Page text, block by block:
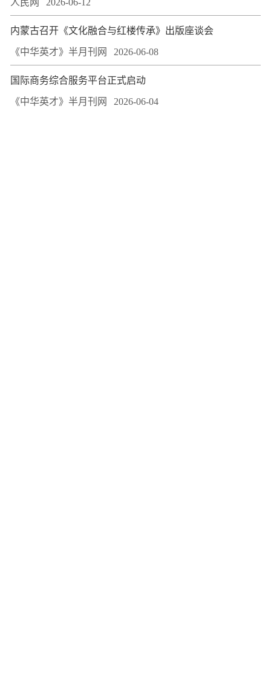
人民网 2026-06-12
​内蒙古召开《文化融合与红楼传承》出版座谈会
《中华英才》半月刊网 2026-06-08
国际商务综合服务平台正式启动
《中华英才》半月刊网 2026-06-04